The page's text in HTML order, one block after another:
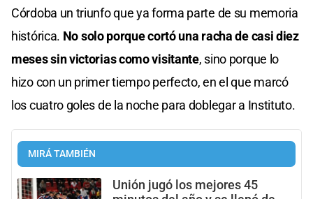
Córdoba un triunfo que ya forma parte de su memoria
histórica. No solo porque cortó una racha de casi diez
meses sin victorias como visitante, sino porque lo
hizo con un primer tiempo perfecto, en el que marcó
los cuatro goles de la noche para doblegar a Instituto.
MIRÁ TAMBIÉN
Unión jugó los mejores 45